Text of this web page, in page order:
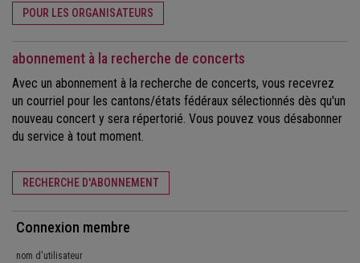
POUR LES ORGANISATEURS
abonnement à la recherche de concerts
Avec un abonnement à la recherche de concerts, vous recevrez
un courriel pour les cantons/états fédéraux sélectionnés dès qu'un
nouveau concert y sera répertorié. Vous pouvez vous désabonner
du service à tout moment.
RECHERCHE D'ABONNEMENT
Connexion membre
nom d'utilisateur